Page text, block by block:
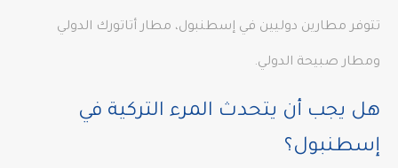
تتوفر مطارين دوليين في إسطنبول، مطار أتاتورك الدولي
ومطار صبيحة الدولي.
هل يجب أن يتحدث المرء التركية في
إسطنبول؟